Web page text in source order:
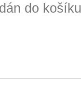
do košíku